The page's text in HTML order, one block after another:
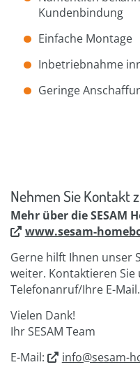
Kundenbindung
Einfache Montage
Inbetriebnahme
Geringe
Nehmen Sie Kontakt
Mehr über die SESAM
www.sesam-
Gerne hilft Ihnen unser
weiter. Kontaktieren
Telefonanruf/Ihre E-Mail.
Vielen Dank!
Ihr SESAM Team
E-Mail:
info@sesam-